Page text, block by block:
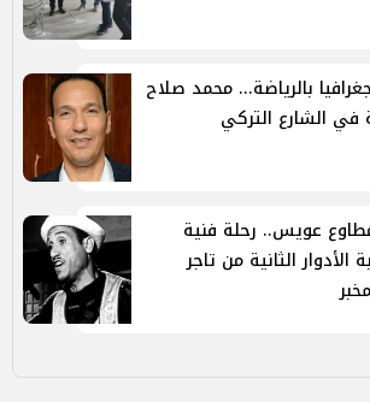
بالرياضة... محمد صلاح
في الشارع التركي
عويس.. رحلة فنية
الثانية من تاجر